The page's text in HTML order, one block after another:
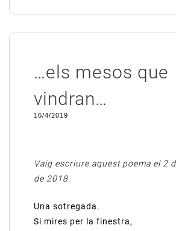
…els mesos que
vindran…
16/4/2019
Vaig escriure aquest poema el 2
de 2018.
Una sotregada.
Si mires per la finestra,